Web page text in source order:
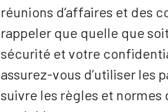
réunions d’affaires et des
rappeler que quelle que
sécurité et votre
assurez-vous d’utiliser les
suivre les règles et